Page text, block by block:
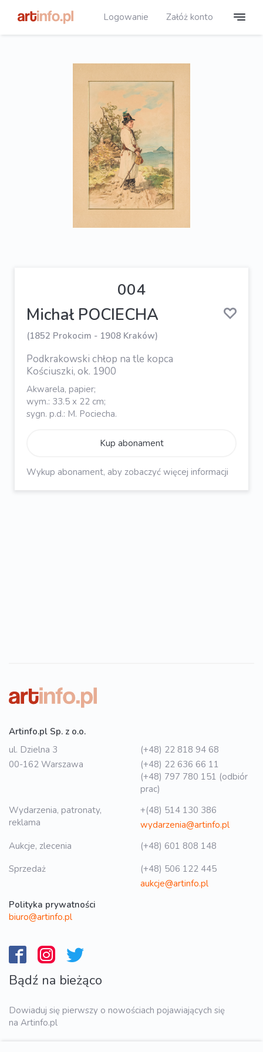
Logowanie Załóż konto
004
Michał POCIECHA
(1852 Prokocim - 1908 Kraków)
Podkrakowski chłop na tle kopca
Kościuszki, ok. 1900
Akwarela, papier;
wym.: 33.5 x 22 cm;
sygn. p.d.: M. Pociecha.
Kup abonament
Wykup abonament, aby zobaczyć więcej informacji
Artinfo.pl Sp. z o.o.
ul. Dzielna 3
00-162 Warszawa
(+48) 22 818 94 68
(+48) 22 636 66 11
(+48) 797 780 151 (odbiór
prac)
Wydarzenia, patronaty,
reklama
+(48) 514 130 386
wydarzenia@artinfo.pl
Aukcje, zlecenia
(+48) 601 808 148
Sprzedaż
(+48) 506 122 445
aukcje@artinfo.pl
Polityka prywatności
biuro@artinfo.pl
Bądź na bieżąco
Dowiaduj się pierwszy o nowościach pojawiających się
na Artinfo.pl